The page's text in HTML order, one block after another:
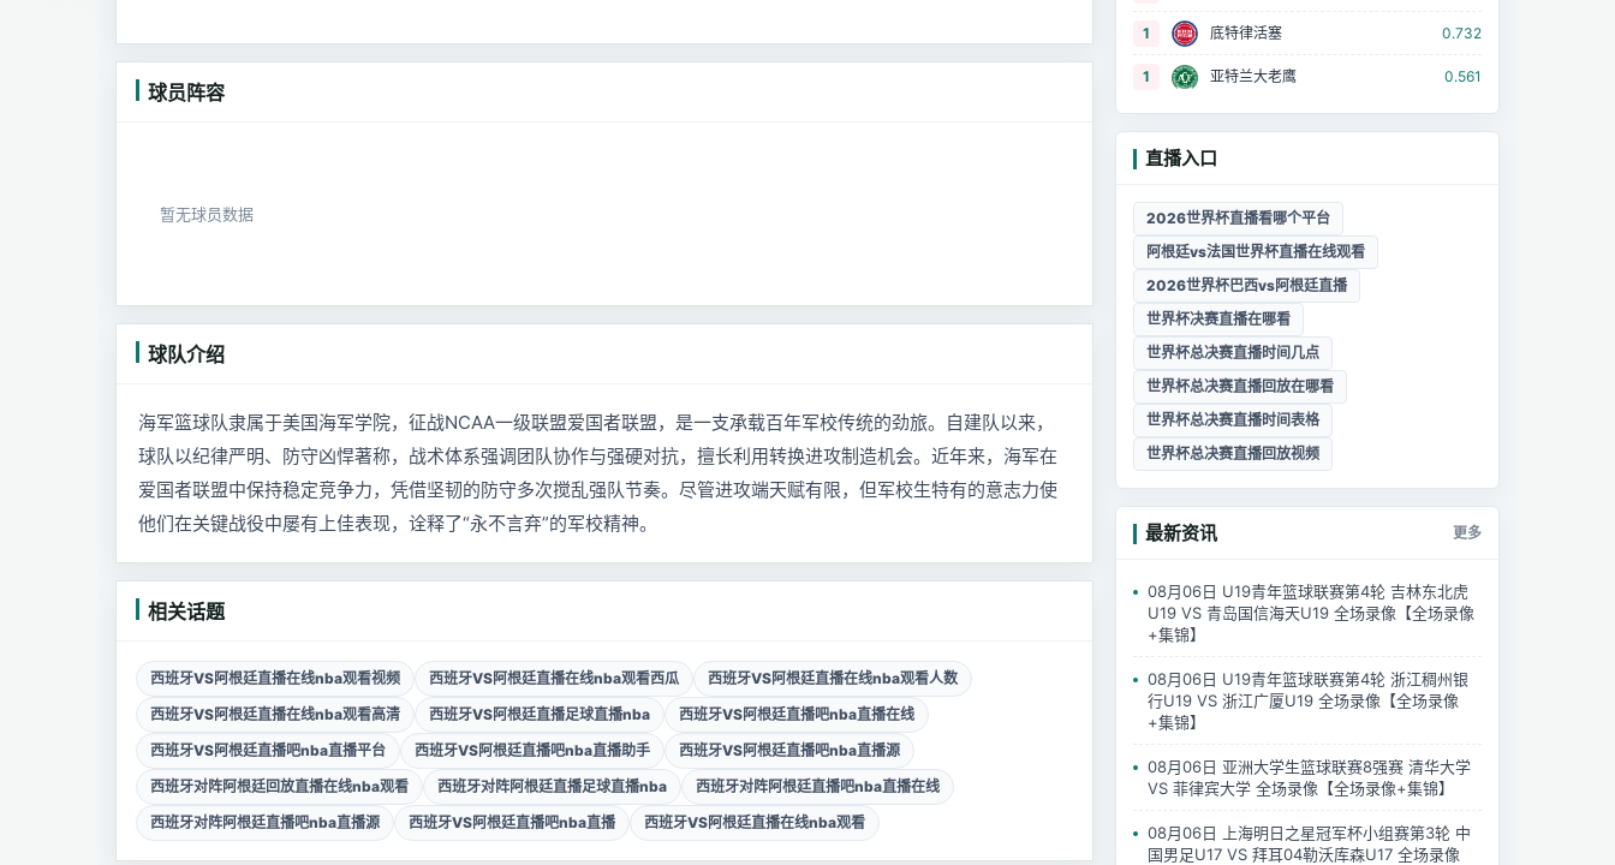
球员阵容
暂无球员数据
球队介绍
海军篮球队隶属于美国海军学院，征战NCAA一级联盟爱国者联盟，是一支承载百年军校传统的劲旅。自建队以来，
球队以纪律严明、防守凶悍著称，战术体系强调团队协作与强硬对抗，擅长利用转换进攻制造机会。近年来，海军在
爱国者联盟中保持稳定竞争力，凭借坚韧的防守多次搅乱强队节奏。尽管进攻端天赋有限，但军校生特有的意志力使
他们在关键战役中屡有上佳表现，诠释了“永不言弃”的军校精神。
相关话题
西班牙VS阿根廷直播在线nba观看视频 西班牙VS阿根廷直播在线nba观看西瓜
西班牙VS阿根廷直播在线nba观看人数
西班牙VS阿根廷直播在线nba观看高清
西班牙VS阿根廷直播足球直播nba
西班牙VS阿根廷直播吧nba直播在线
西班牙VS阿根廷直播吧nba直播平台
西班牙VS阿根廷直播吧nba直播助手
西班牙VS阿根廷直播吧nba直播源
西班牙对阵阿根廷回放直播在线nba观看
西班牙对阵阿根廷直播足球直播nba
西班牙对阵阿根廷直播吧nba直播在线
西班牙对阵阿根廷直播吧nba直播源
西班牙VS阿根廷直播吧nba直播 西班牙VS阿根廷直播在线nba观看
1 底特律活塞 0.732
1 亚特兰大老鹰 0.561
直播入口
2026世界杯直播看哪个平台
阿根廷vs法国世界杯直播在线观看
2026世界杯巴西vs阿根廷直播
世界杯决赛直播在哪看
世界杯总决赛直播时间几点
世界杯总决赛直播回放在哪看
世界杯总决赛直播时间表格
世界杯总决赛直播回放视频
最新资讯 更多
08月06日 U19青年篮球联赛第4轮 吉林东北虎
U19 VS 青岛国信海天U19 全场录像【全场录像
+集锦】
08月06日 U19青年篮球联赛第4轮 浙江稠州银
行U19 VS 浙江广厦U19 全场录像【全场录像
+集锦】
08月06日 亚洲大学生篮球联赛8强赛 清华大学
VS 菲律宾大学 全场录像【全场录像+集锦】
08月06日 上海明日之星冠军杯小组赛第3轮 中
国男足U17 VS 拜耳04勒沃库森U17 全场录像